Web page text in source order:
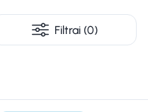
Filtrai (0)